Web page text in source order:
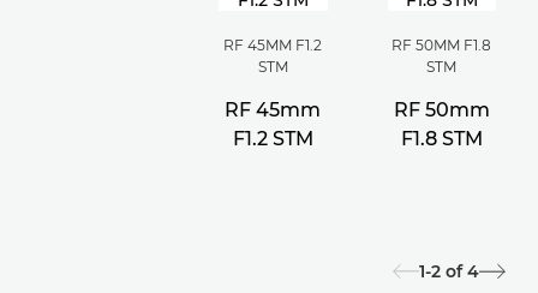
RF 45MM F1.2
STM
RF 45mm
F1.2 STM
RF 50MM F1.8
STM
RF 50mm
F1.8 STM
1-2 of 4